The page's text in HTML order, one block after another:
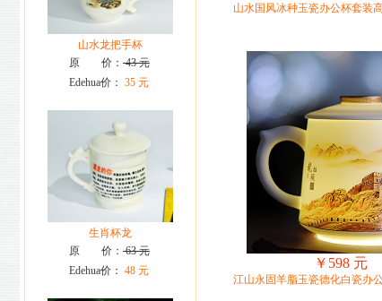
山水龙把手杯
原 价： 43 元
Edehua价： 35 元
生肖杯龙
原 价： 63 元
Edehua价： 48 元
山水国风冰种玉瓷办公杯套装
￥598 元
江山永固羊脂玉瓷德化白瓷办